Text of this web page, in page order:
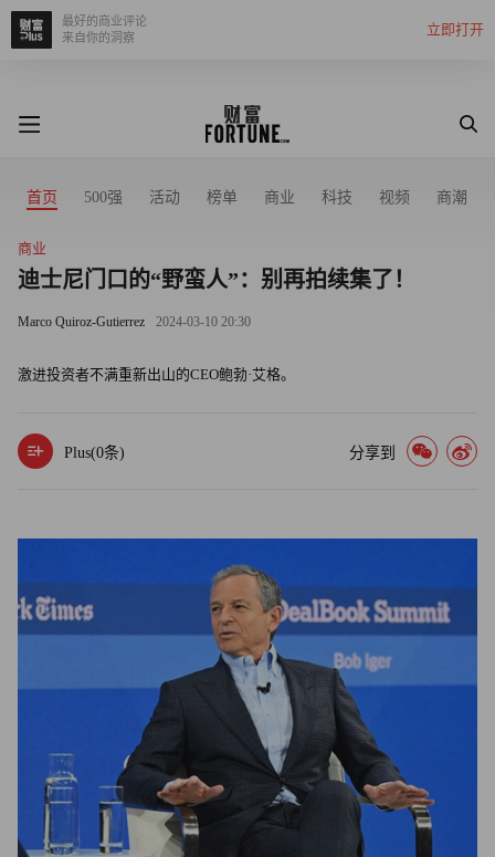
立即打开
最好的商业评论
来自你的洞察
首页 500强 活动 榜单 商业 科技 视频 商潮
商业
迪士尼门口的“野蛮人”：别再拍续集了！
Marco Quiroz-Gutierrez 2024-03-10 20:30
激进投资者不满重新出山的CEO鲍勃·艾格。
Plus(0条) 分享到